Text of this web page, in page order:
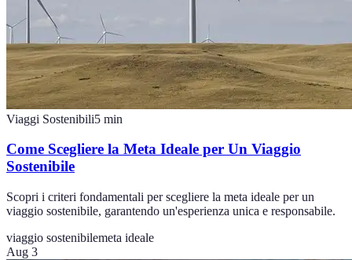
Viaggi Sostenibili5 min
Come Scegliere la Meta Ideale per Un Viaggio
Sostenibile
Scopri i criteri fondamentali per scegliere la meta ideale per un
viaggio sostenibile, garantendo un'esperienza unica e responsabile.
viaggio sostenibilemeta ideale
Aug 3